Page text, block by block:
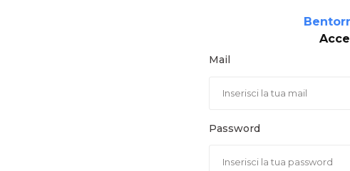
Mail
Password